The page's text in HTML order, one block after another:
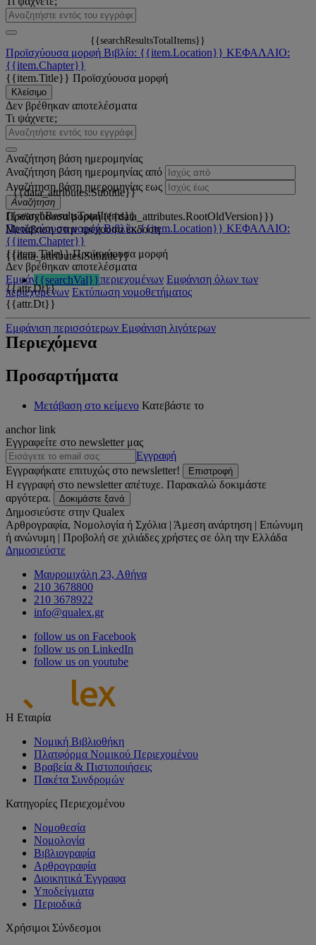
{{searchResultsTotalItems}}
Προϊσχύουσα μορφή Βιβλίο: {{item.Location}} ΚΕΦΑΛΑΙΟ:
{{item.Chapter}}
{{item.Title}} Προϊσχύουσα μορφή
Κλείσιμο
Δεν βρέθηκαν αποτελέσματα
Τι ψάχνετε;
Αναζήτηση βάση ημερομηνίας
Αναζήτηση βάση ημερομηνίας από
Αναζήτηση βάση ημερομηνίας εως
Αναζήτηση
{{searchResultsTotalItems}}
Προϊσχύουσα μορφή Βιβλίο: {{item.Location}} ΚΕΦΑΛΑΙΟ:
{{item.Chapter}}
{{item.Title}} Προϊσχύουσα μορφή
Δεν βρέθηκαν αποτελέσματα
Εμφάνιση όλων των περιεχομένων Εμφάνιση όλων των
περιεχομένων Εκτύπωση νομοθετήματος
{{data_attributes.Subtitle}}
Προϊσχύουσα μορφή ({{data_attributes.RootOldVersion}})
Μετάβαση στην τρέχουσα έκδοση
{{data_attributes.Subtitle}}
{{searchVal}}
{{attr.Dt}}
Εμφάνιση περισσότερων Εμφάνιση λιγότερων
{{attr.Dt}}
Περιεχόμενα
Προσαρτήματα
Μετάβαση στο κείμενο Κατεβάστε το
anchor link
Εγγραφείτε στο newsletter μας
Εγγραφή
Εγγραφήκατε επιτυχώς στο newsletter!
Επιστροφή
Η εγγραφή στο newsletter απέτυχε. Παρακαλώ δοκιμάστε
αργότερα.
Δοκιμάστε ξανά
Δημοσιεύστε στην Qualex
Αρθρογραφία, Νομολογία ή Σχόλια | Άμεση ανάρτηση | Επώνυμη
ή ανώνυμη | Προβολή σε χιλιάδες χρήστες σε όλη την Ελλάδα
Δημοσιεύστε
Μαυρομιχάλη 23, Αθήνα
210 3678800
210 3678922
info@qualex.gr
follow us on Facebook
follow us on LinkedIn
follow us on youtube
Η Εταιρία
Νομική Βιβλιοθήκη
Πλατφόρμα Νομικού Περιεχομένου
Βραβεία & Πιστοποιήσεις
Πακέτα Συνδρομών
Κατηγορίες Περιεχομένου
Νομοθεσία
Νομολογία
Βιβλιογραφία
Αρθρογραφία
Διοικητικά Έγγραφα
Υποδείγματα
Περιοδικά
Χρήσιμοι Σύνδεσμοι